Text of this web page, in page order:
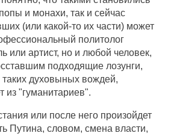
и монахи, так и сейчас
(или какой-то их части) может
политолог
или артист, но и любой человек,
подходящие лозунги,
духовыных вождей,
из "гуманитариев".
или после него произойдет
Путина, словом, смена власти,